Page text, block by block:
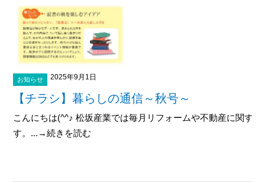
お知らせ 2025年9月1日
【チラシ】暮らしの通信～秋号～
こんにちは(^^♪ 松坂産業では毎月リフォームや不動産に関す
す。...→続きを読む